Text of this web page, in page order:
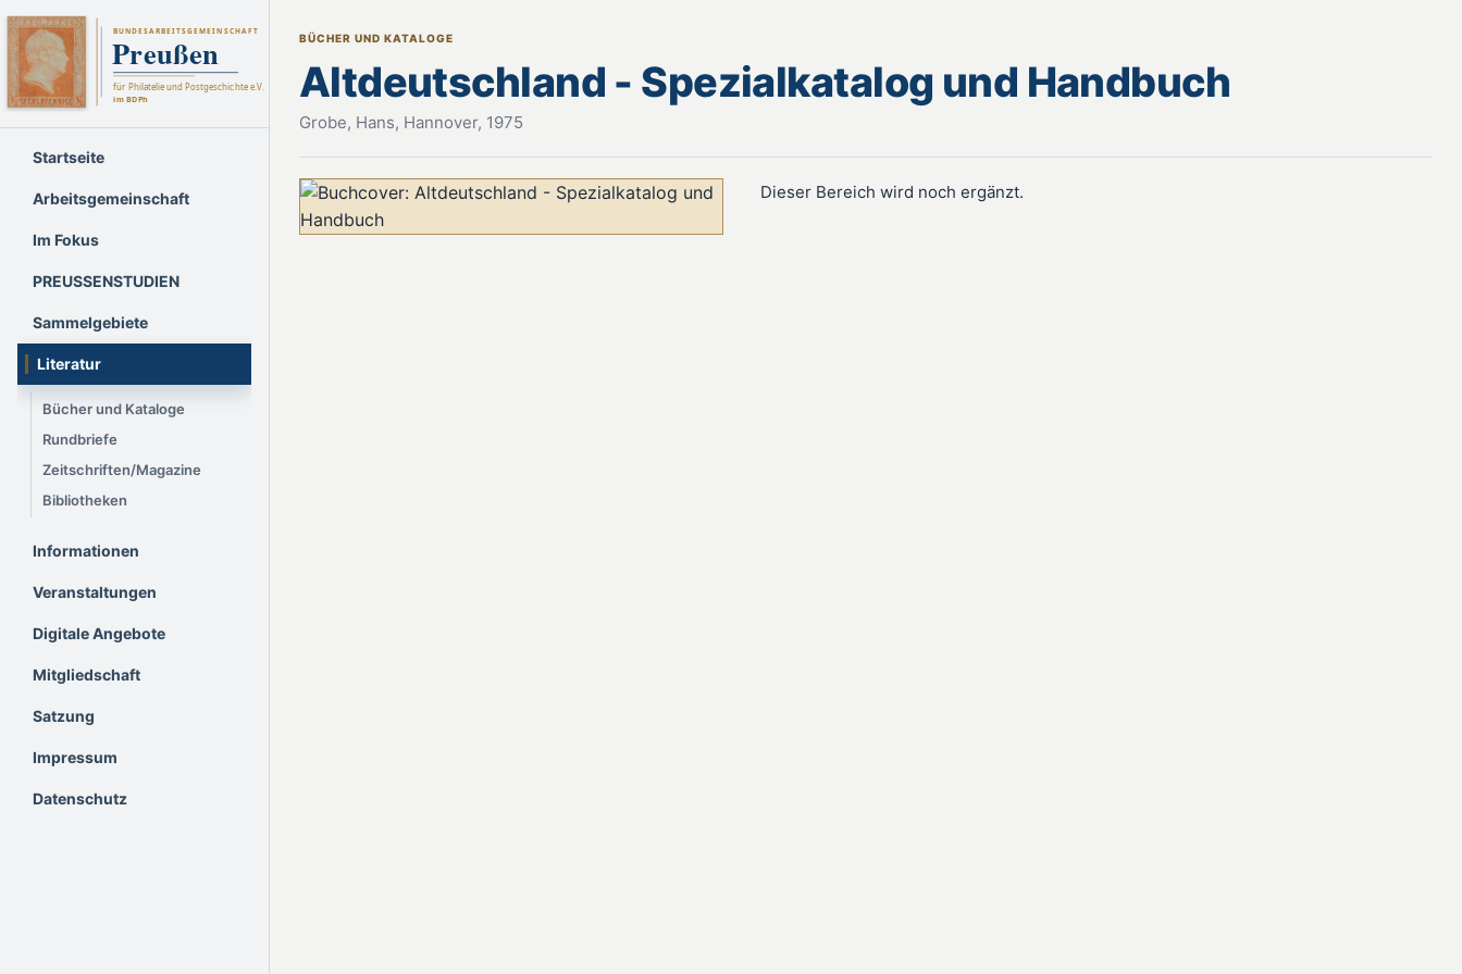
Startseite
Arbeitsgemeinschaft
Im Fokus
PREUSSENSTUDIEN
Sammelgebiete
Literatur
Bücher und Kataloge
Rundbriefe
Zeitschriften/Magazine
Bibliotheken
Informationen
Veranstaltungen
Digitale Angebote
Mitgliedschaft
Satzung
Impressum
Datenschutz
BÜCHER UND KATALOGE
Altdeutschland - Spezialkatalog und Handbuch
Grobe, Hans, Hannover, 1975
Dieser Bereich wird noch ergänzt.